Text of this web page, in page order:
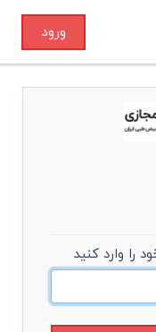
ورود
را وارد کنید